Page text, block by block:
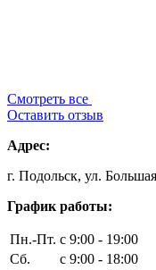
Смотреть все
Оставить отзыв
Адрес:
г. Подольск, ул.
График работы:
Пн.-Пт. с 9:00 - 19:00
Сб.
с 9:00 - 18:00